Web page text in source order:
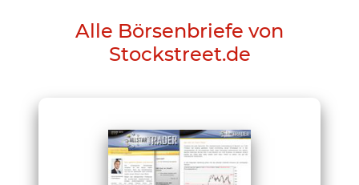
Alle Börsenbriefe von
Stockstreet.de